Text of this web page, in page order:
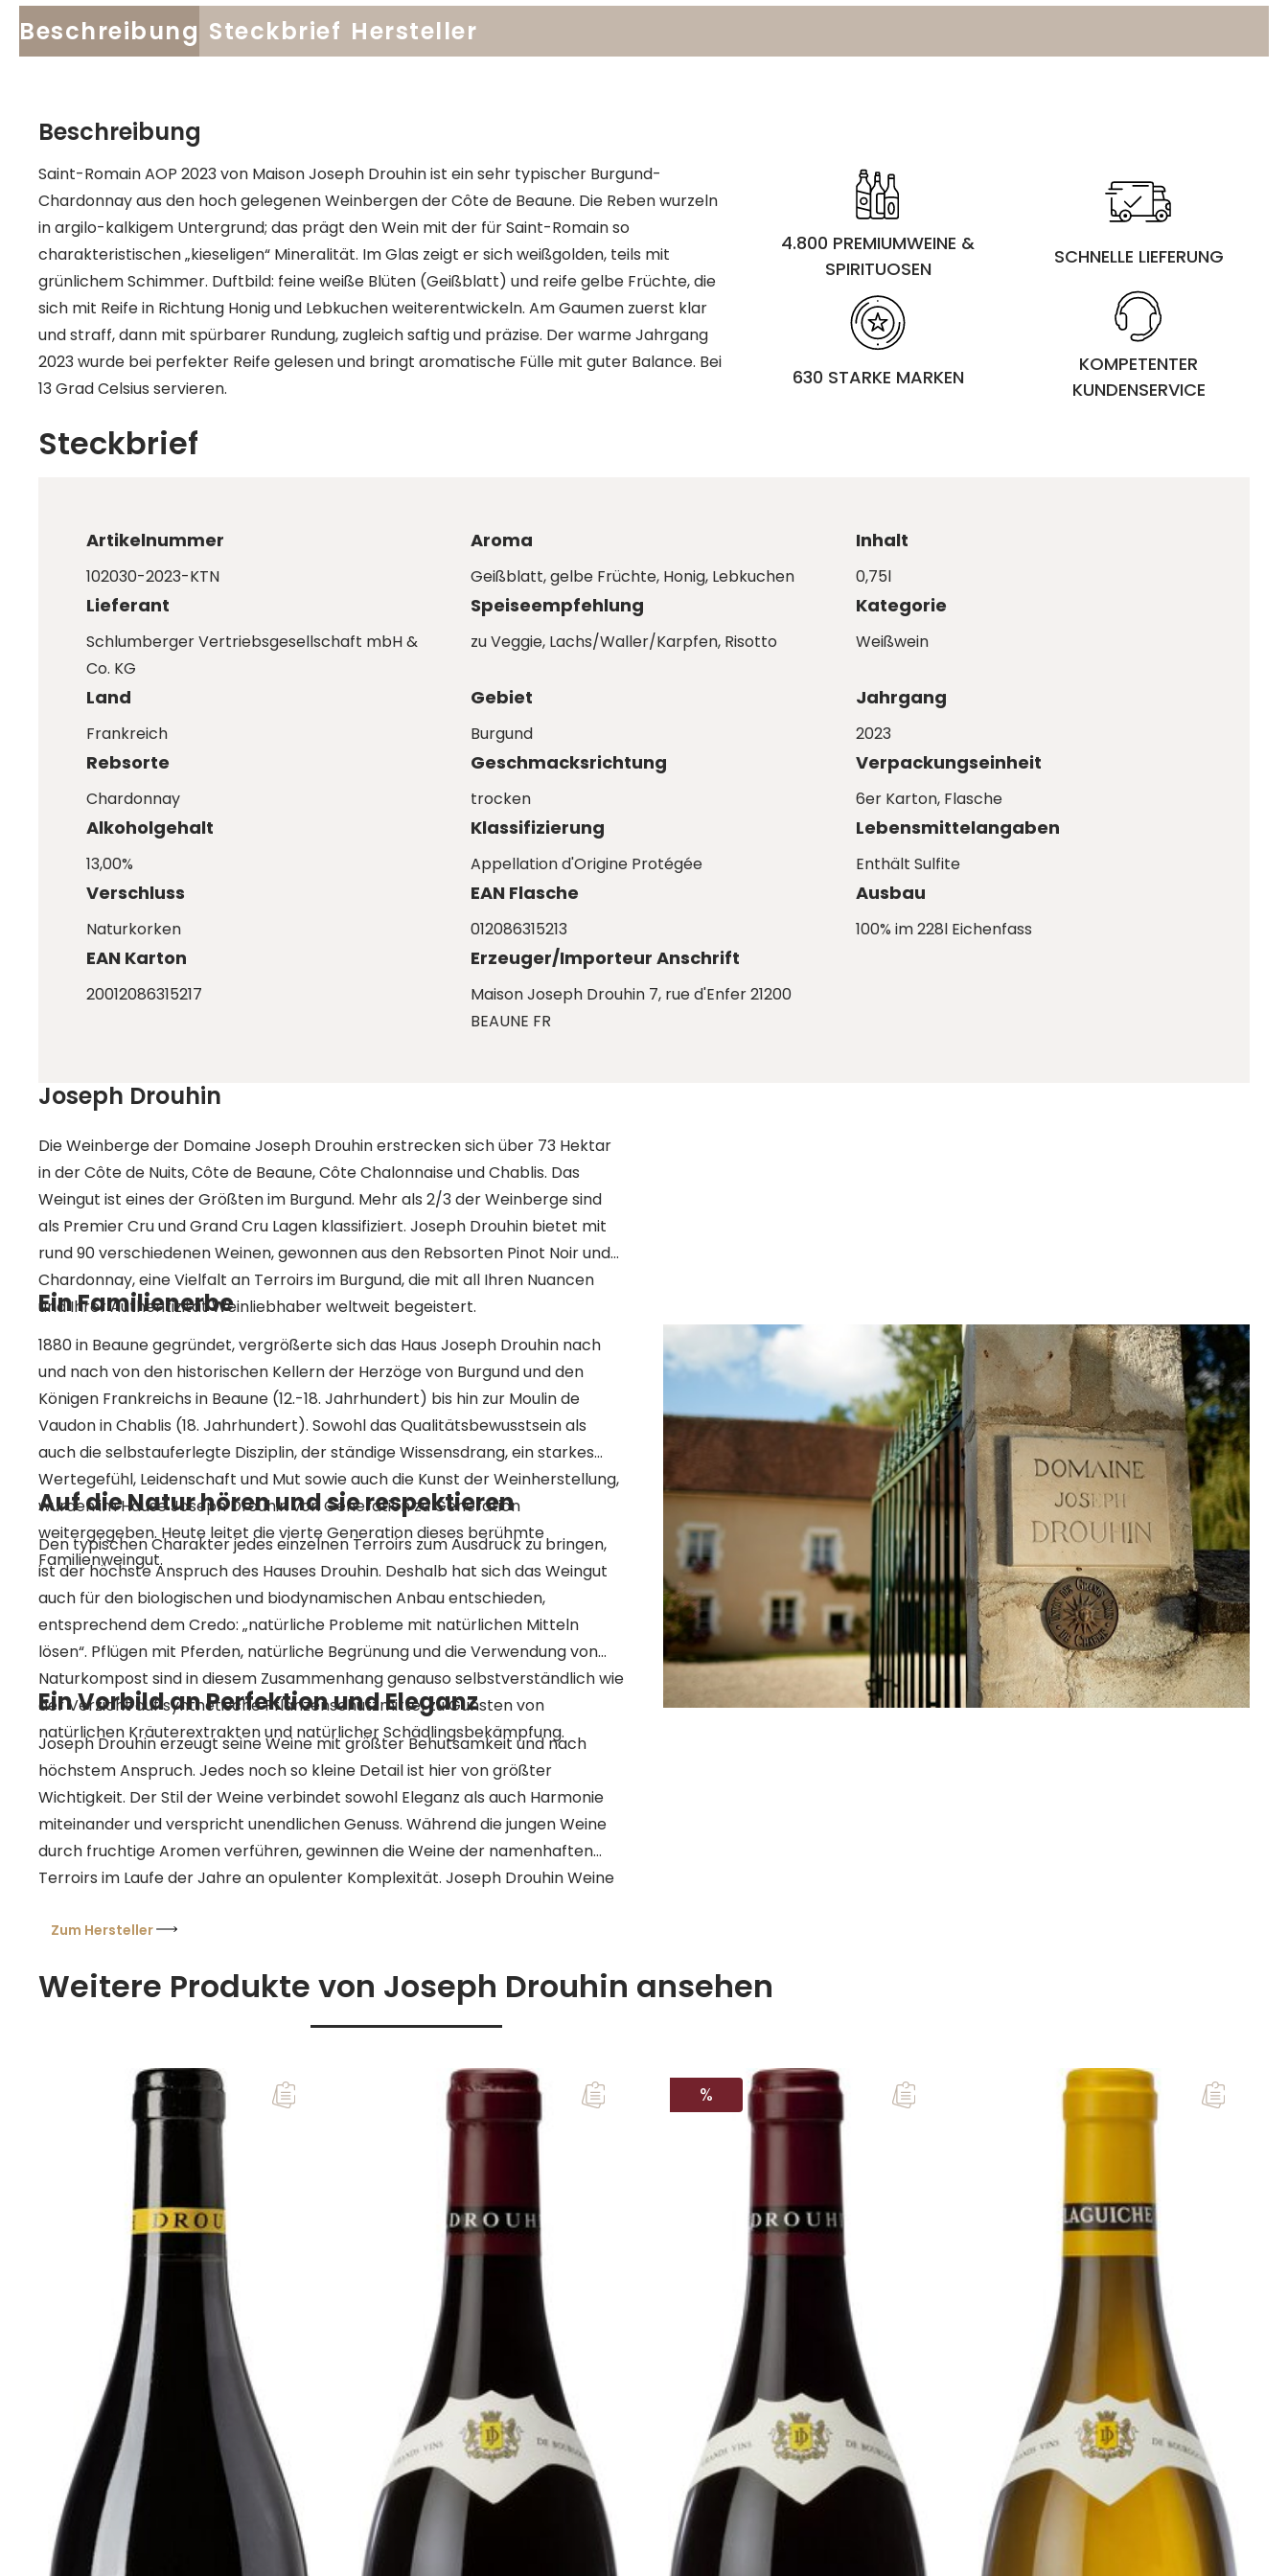
Beschreibung Steckbrief Hersteller
Beschreibung
Saint-Romain AOP 2023 von Maison Joseph Drouhin ist ein sehr typischer Burgund-
Chardonnay aus den hoch gelegenen Weinbergen der Côte de Beaune. Die Reben wurzeln
in argilo-kalkigem Untergrund; das prägt den Wein mit der für Saint-Romain so
charakteristischen „kieseligen“ Mineralität. Im Glas zeigt er sich weißgolden, teils mit
grünlichem Schimmer. Duftbild: feine weiße Blüten (Geißblatt) und reife gelbe Früchte, die
sich mit Reife in Richtung Honig und Lebkuchen weiterentwickeln. Am Gaumen zuerst klar
und straff, dann mit spürbarer Rundung, zugleich saftig und präzise. Der warme Jahrgang
2023 wurde bei perfekter Reife gelesen und bringt aromatische Fülle mit guter Balance. Bei
13 Grad Celsius servieren.
4.800 PREMIUMWEINE &
SPIRITUOSEN
SCHNELLE LIEFERUNG
630 STARKE MARKEN
KOMPETENTER
KUNDENSERVICE
Steckbrief
Artikelnummer
102030-2023-KTN
Aroma
Geißblatt, gelbe Früchte, Honig, Lebkuchen
Inhalt
0,75l
Lieferant
Schlumberger Vertriebsgesellschaft mbH &
Co. KG
Speiseempfehlung
zu Veggie, Lachs/Waller/Karpfen, Risotto
Kategorie
Weißwein
Land
Frankreich
Gebiet
Burgund
Jahrgang
2023
Rebsorte
Chardonnay
Geschmacksrichtung
trocken
Verpackungseinheit
6er Karton, Flasche
Alkoholgehalt
13,00%
Klassifizierung
Appellation d'Origine Protégée
Lebensmittelangaben
Enthält Sulfite
Verschluss
Naturkorken
EAN Flasche
012086315213
Ausbau
100% im 228l Eichenfass
EAN Karton
20012086315217
Erzeuger/Importeur Anschrift
Maison Joseph Drouhin 7, rue d'Enfer 21200
BEAUNE FR
Joseph Drouhin
Die Weinberge der Domaine Joseph Drouhin erstrecken sich über 73 Hektar
in der Côte de Nuits, Côte de Beaune, Côte Chalonnaise und Chablis. Das
Weingut ist eines der Größten im Burgund. Mehr als 2/3 der Weinberge sind
als Premier Cru und Grand Cru Lagen klassifiziert. Joseph Drouhin bietet mit
rund 90 verschiedenen Weinen, gewonnen aus den Rebsorten Pinot Noir und
Chardonnay, eine Vielfalt an Terroirs im Burgund, die mit all Ihren Nuancen
und Ihrer Authentizität Weinliebhaber weltweit begeistert.
Ein Familienerbe
1880 in Beaune gegründet, vergrößerte sich das Haus Joseph Drouhin nach
und nach von den historischen Kellern der Herzöge von Burgund und den
Königen Frankreichs in Beaune (12.-18. Jahrhundert) bis hin zur Moulin de
Vaudon in Chablis (18. Jahrhundert). Sowohl das Qualitätsbewusstsein als
auch die selbstauferlegte Disziplin, der ständige Wissensdrang, ein starkes
Wertegefühl, Leidenschaft und Mut sowie auch die Kunst der Weinherstellung,
wurden im Hause Joseph Drouhin von Generation zu Generation
weitergegeben. Heute leitet die vierte Generation dieses berühmte
Familienweingut.
Auf die Natur hören und sie respektieren
Den typischen Charakter jedes einzelnen Terroirs zum Ausdruck zu bringen,
ist der höchste Anspruch des Hauses Drouhin. Deshalb hat sich das Weingut
auch für den biologischen und biodynamischen Anbau entschieden,
entsprechend dem Credo: „natürliche Probleme mit natürlichen Mitteln
lösen“. Pflügen mit Pferden, natürliche Begrünung und die Verwendung von
Naturkompost sind in diesem Zusammenhang genauso selbstverständlich wie
der Verzicht auf synthetische Pflanzenschutzmittel zu Gunsten von
natürlichen Kräuterextrakten und natürlicher Schädlingsbekämpfung.
Ein Vorbild an Perfektion und Eleganz
Joseph Drouhin erzeugt seine Weine mit größter Behutsamkeit und nach
höchstem Anspruch. Jedes noch so kleine Detail ist hier von größter
Wichtigkeit. Der Stil der Weine verbindet sowohl Eleganz als auch Harmonie
miteinander und verspricht unendlichen Genuss. Während die jungen Weine
durch fruchtige Aromen verführen, gewinnen die Weine der namenhaften
Terroirs im Laufe der Jahre an opulenter Komplexität. Joseph Drouhin Weine
Restaurants und vornehmsten Weinkellern zu Hause.
Zum Hersteller
Weitere Produkte von Joseph Drouhin ansehen
RABATT
%